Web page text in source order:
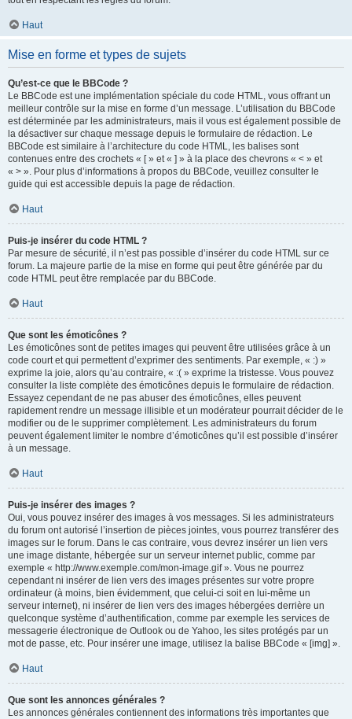
Haut
Mise en forme et types de sujets
Qu’est-ce que le BBCode ?
Le BBCode est une implémentation spéciale du code HTML, vous offrant un
meilleur contrôle sur la mise en forme d’un message. L’utilisation du BBCode
est déterminée par les administrateurs, mais il vous est également possible de
la désactiver sur chaque message depuis le formulaire de rédaction. Le
BBCode est similaire à l’architecture du code HTML, les balises sont
contenues entre des crochets « [ » et « ] » à la place des chevrons « < » et
« > ». Pour plus d’informations à propos du BBCode, veuillez consulter le
guide qui est accessible depuis la page de rédaction.
Haut
Puis-je insérer du code HTML ?
Par mesure de sécurité, il n’est pas possible d’insérer du code HTML sur ce
forum. La majeure partie de la mise en forme qui peut être générée par du
code HTML peut être remplacée par du BBCode.
Haut
Que sont les émoticônes ?
Les émoticônes sont de petites images qui peuvent être utilisées grâce à un
code court et qui permettent d’exprimer des sentiments. Par exemple, « :) »
exprime la joie, alors qu’au contraire, « :( » exprime la tristesse. Vous pouvez
consulter la liste complète des émoticônes depuis le formulaire de rédaction.
Essayez cependant de ne pas abuser des émoticônes, elles peuvent
rapidement rendre un message illisible et un modérateur pourrait décider de le
modifier ou de le supprimer complètement. Les administrateurs du forum
peuvent également limiter le nombre d’émoticônes qu’il est possible d’insérer
à un message.
Haut
Puis-je insérer des images ?
Oui, vous pouvez insérer des images à vos messages. Si les administrateurs
du forum ont autorisé l’insertion de pièces jointes, vous pourrez transférer des
images sur le forum. Dans le cas contraire, vous devrez insérer un lien vers
une image distante, hébergée sur un serveur internet public, comme par
exemple « http://www.exemple.com/mon-image.gif ». Vous ne pourrez
cependant ni insérer de lien vers des images présentes sur votre propre
ordinateur (à moins, bien évidemment, que celui-ci soit en lui-même un
serveur internet), ni insérer de lien vers des images hébergées derrière un
quelconque système d’authentification, comme par exemple les services de
messagerie électronique de Outlook ou de Yahoo, les sites protégés par un
mot de passe, etc. Pour insérer une image, utilisez la balise BBCode « [img] ».
Haut
Que sont les annonces générales ?
Les annonces générales contiennent des informations très importantes que